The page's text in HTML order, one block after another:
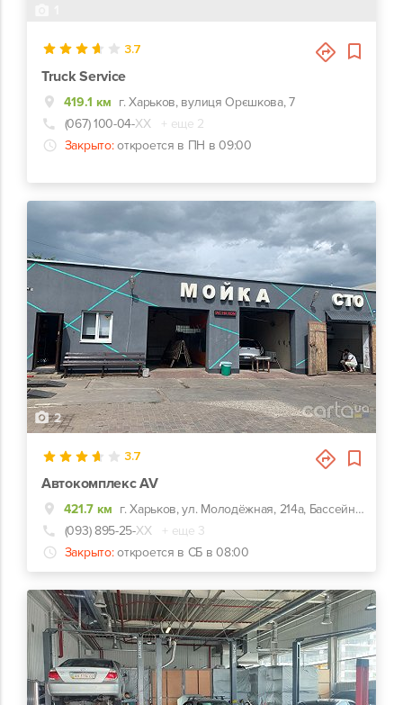
3.7
Truck Service
419.1 км г. Харьков, вулиця Орєшкова, 7
(067) 100-04-ХХ
+ еще 2
Закрыто: откроется в ПН в 09:00
2
3.7
Автокомплекс AV
421.7 км
г. Харьков, ул. Молодёжная, 214а, Бассейн Нептун
(093) 895-25-ХХ
+ еще 3
Закрыто: откроется в СБ в 08:00